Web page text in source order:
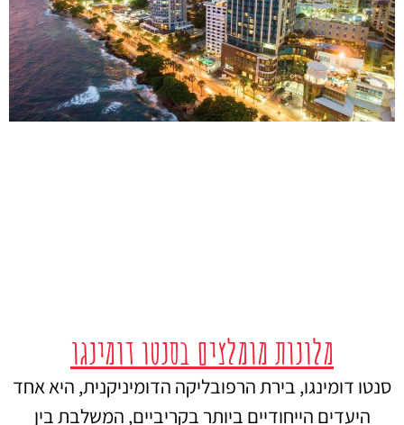
מלונות מומלצים בסנטו דומינגו
סנטו דומינגו, בירת הרפובליקה הדומיניקנית, היא אחד
היעדים הייחודיים ביותר בקריביים, המשלבת בין